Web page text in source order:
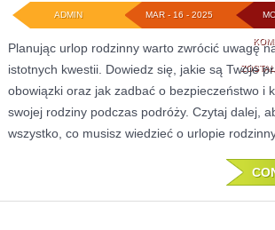
MAR - 16 - 2025
ADMIN
Planując urlop rodzinny warto zwrócić uwagę
istotnych kwestii. Dowiedz się, jakie są Twoje
obowiązki oraz jak zadbać o bezpieczeństwo i
swojej rodziny podczas podróży. Czytaj dalej,
wszystko, co musisz wiedzieć o urlopie